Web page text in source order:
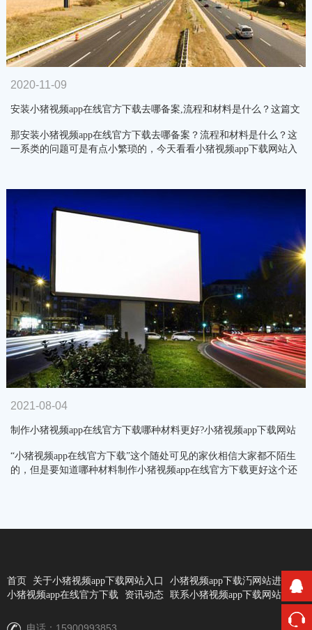
2020-11-09
安装小猪视频app在线官方下载去哪备案,流程和材料是什么？这篇文
那安装小猪视频app在线官方下载去哪备案？流程和材料是什么？这
一系类的问题可是有点小繁琐的，今天看看小猪视频app下载网站入
2021-08-04
制作小猪视频app在线官方下载哪种材料更好?小猪视频app下载网站
“小猪视频app在线官方下载”这个随处可见的家伙相信大家都不陌生
的，但是要知道哪种材料制作小猪视频app在线官方下载更好这个还
首页 关于小猪视频app下载网站入口
小猪视频app下载汅网站进入
小猪视频app在线官方下载
资讯动态 联系小猪视频app下载网站入口